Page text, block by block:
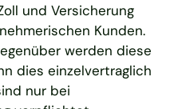
und Versicherung
Kunden.
werden diese
dies einzelvertraglich
nur bei